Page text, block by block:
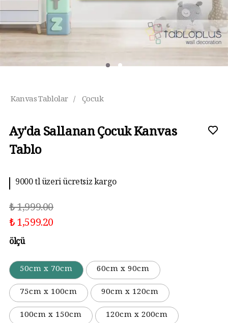
Kanvas Tablolar / Çocuk
Ay'da Sallanan Çocuk Kanvas
Tablo
9000 tl üzeri ücretsiz kargo
₺ 1,999.00
₺ 1,599.20
ölçü
50cm x 70cm
60cm x 90cm
75cm x 100cm
90cm x 120cm
100cm x 150cm
120cm x 200cm